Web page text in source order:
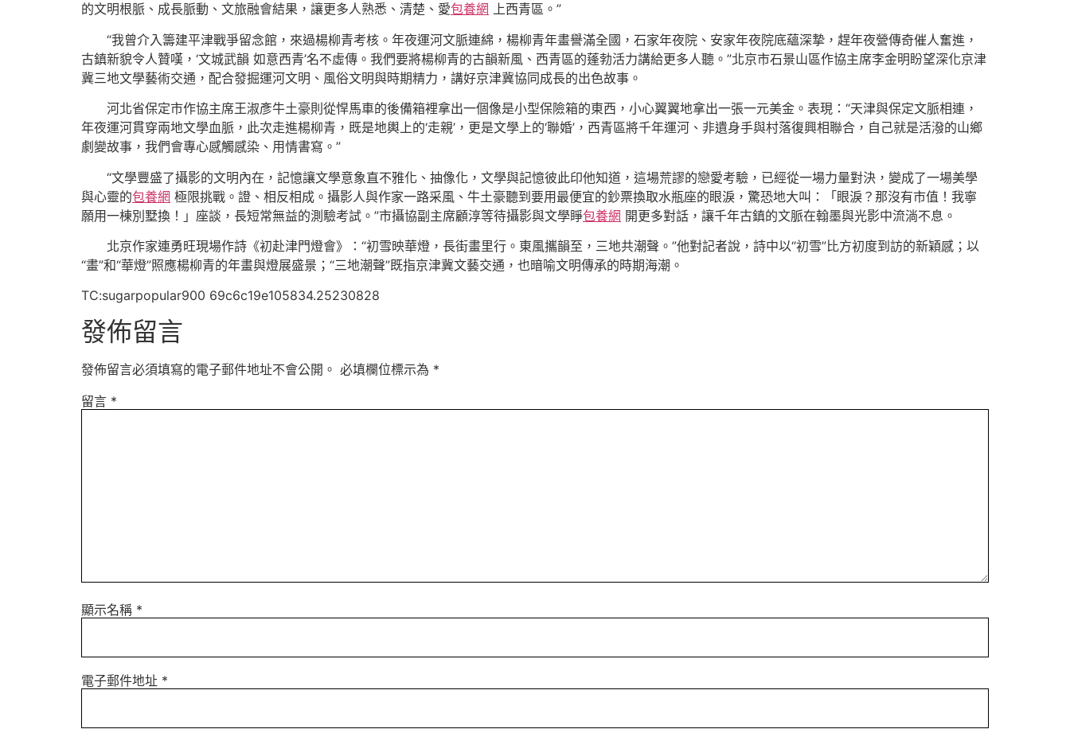
的文明根脈、成長脈動、文旅融會結果，讓更多人熟悉、清楚、愛包養網 上西青區。”
“我曾介入籌建平津戰爭留念館，來過楊柳青考核。年夜運河文脈連綿，楊柳青年畫譽滿全國，石家年夜院、安家年夜院底蘊深摯，趕年夜營傳奇催人奮進，
古鎮新貌令人贊嘆，‘文城武韻 如意西青’名不虛傳。我們要將楊柳青的古韻新風、西青區的蓬勃活力講給更多人聽。”北京市石景山區作協主席李金明盼望深化京津
冀三地文學藝術交通，配合發掘運河文明、風俗文明與時期精力，講好京津冀協同成長的出色故事。
河北省保定市作協主席王淑彥牛土豪則從悍馬車的後備箱裡拿出一個像是小型保險箱的東西，小心翼翼地拿出一張一元美金。表現：“天津與保定文脈相連，
年夜運河貫穿兩地文學血脈，此次走進楊柳青，既是地輿上的‘走親’，更是文學上的‘聯婚’，西青區將千年運河、非遺身手與村落復興相聯合，自己就是活潑的山鄉
劇變故事，我們會專心感觸感染、用情書寫。”
“文學豐盛了攝影的文明內在，記憶讓文學意象直不雅化、抽像化，文學與記憶彼此印他知道，這場荒謬的戀愛考驗，已經從一場力量對決，變成了一場美學
與心靈的包養網 極限挑戰。證、相反相成。攝影人與作家一路采風、牛土豪聽到要用最便宜的鈔票換取水瓶座的眼淚，驚恐地大叫：「眼淚？那沒有市值！我寧
願用一棟別墅換！」座談，長短常無益的測驗考試。”市攝協副主席顧淳等待攝影與文學睜包養網 開更多對話，讓千年古鎮的文脈在翰墨與光影中流淌不息。
北京作家連勇旺現場作詩《初赴津門燈會》：“初雪映華燈，長街畫里行。東風攜韻至，三地共潮聲。”他對記者說，詩中以“初雪”比方初度到訪的新穎感；以
“畫”和“華燈”照應楊柳青的年畫與燈展盛景；“三地潮聲”既指京津冀文藝交通，也暗喻文明傳承的時期海潮。
TC:sugarpopular900 69c6c19e105834.25230828
發佈留言
發佈留言必須填寫的電子郵件地址不會公開。 必填欄位標示為 *
留言 *
顯示名稱 *
電子郵件地址 *